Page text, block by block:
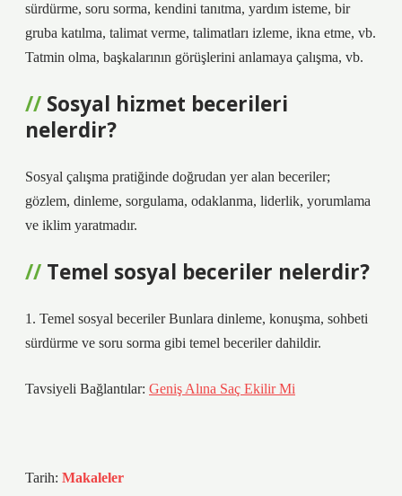
sürdürme, soru sorma, kendini tanıtma, yardım isteme, bir
gruba katılma, talimat verme, talimatları izleme, ikna etme, vb.
Tatmin olma, başkalarının görüşlerini anlamaya çalışma, vb.
Sosyal hizmet becerileri
nelerdir?
Sosyal çalışma pratiğinde doğrudan yer alan beceriler;
gözlem, dinleme, sorgulama, odaklanma, liderlik, yorumlama
ve iklim yaratmadır.
Temel sosyal beceriler nelerdir?
1. Temel sosyal beceriler Bunlara dinleme, konuşma, sohbeti
sürdürme ve soru sorma gibi temel beceriler dahildir.
Tavsiyeli Bağlantılar: Geniş Alına Saç Ekilir Mi
Tarih: Makaleler